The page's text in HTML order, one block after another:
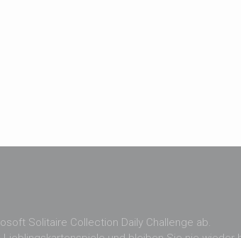
Solitaire Collection Daily Challenge ab.